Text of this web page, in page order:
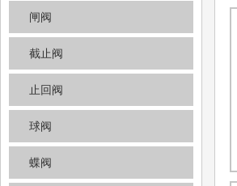
闸阀
截止阀
止回阀
球阀
蝶阀